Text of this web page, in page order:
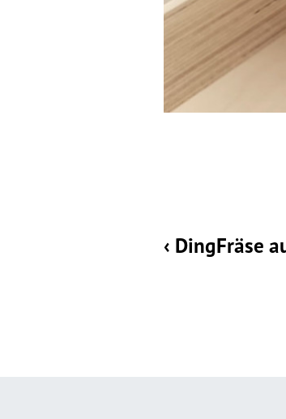
‹ DingFräse